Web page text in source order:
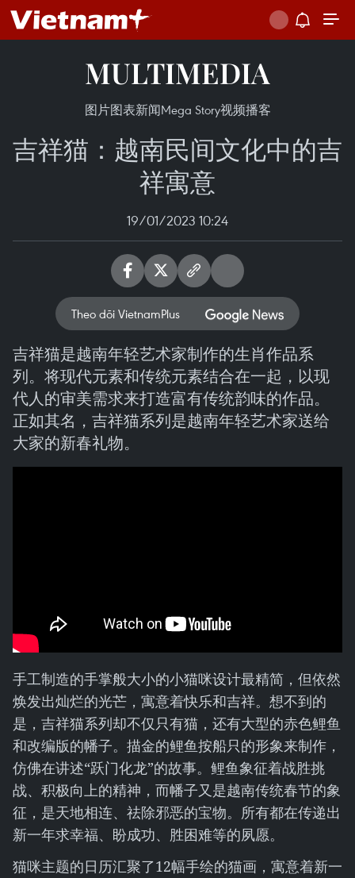
MULTIMEDIA
图片图表新闻Mega Story视频播客
吉祥猫：越南民间文化中的吉
祥寓意
19/01/2023 10:24
Theo dõi VietnamPlus
吉祥猫是越南年轻艺术家制作的生肖作品系
列。将现代元素和传统元素结合在一起，以现
代人的审美需求来打造富有传统韵味的作品。
正如其名，吉祥猫系列是越南年轻艺术家送给
大家的新春礼物。
手工制造的手掌般大小的小猫咪设计最精简，但依然
焕发出灿烂的光芒，寓意着快乐和吉祥。想不到的
是，吉祥猫系列却不仅只有猫，还有大型的赤色鲤鱼
和改编版的幡子。描金的鲤鱼按船只的形象来制作，
仿佛在讲述“跃门化龙”的故事。鲤鱼象征着战胜挑
战、积极向上的精神，而幡子又是越南传统春节的象
征，是天地相连、祛除邪恶的宝物。所有都在传递出
新一年求幸福、盼成功、胜困难等的夙愿。
猫咪主题的日历汇聚了12幅手绘的猫画，寓意着新一